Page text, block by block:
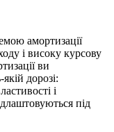
амортизації
і високу курсову
ви
дорозі:
і
під